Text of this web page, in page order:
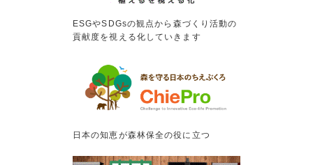
ESGやSDGsの観点から森づくり活動の
貢献度を視える化していきます
日本の知恵が森林保全の役に立つ